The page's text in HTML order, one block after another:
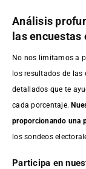
Análisis
las encuestas
No nos limitamos a
los resultados de las
detallados que te
cada porcentaje.
proporcionando una
los sondeos
Participa en